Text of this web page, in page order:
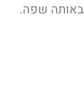
באותה שפה.